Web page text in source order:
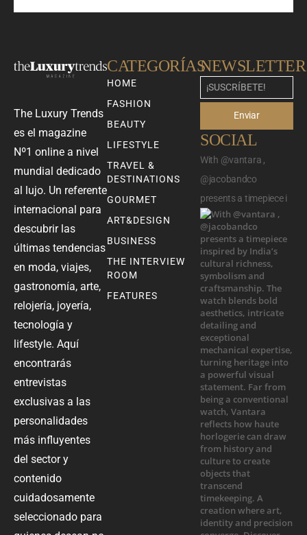
The Luxury Trends
es el magazine
Nº1 online a nivel
mundial dedicado
al lujo. Un referente
internacional para
descubrir las
últimas tendencias
en moda, viajes,
gastronomía, arte,
relojería, joyería,
tecnología y
lifestyle. Aquí
encontrarás
entrevistas
exclusivas a las
personalidades
más influyentes
del sector y
contenido
cuidadosamente
seleccionado para
CATEGORÍAS
HOME
FASHION
BEAUTY
LIFESTYLE
TRAVEL &
DESTINATIONS
GOURMET
ART&DESIGN
BUSINESS
THE INTERVIEW
ROOM
FEATURES
NEWSLETTER
Enviar
SOCIAL
With @vantara ,
@jacobandco
presents a timepiece i